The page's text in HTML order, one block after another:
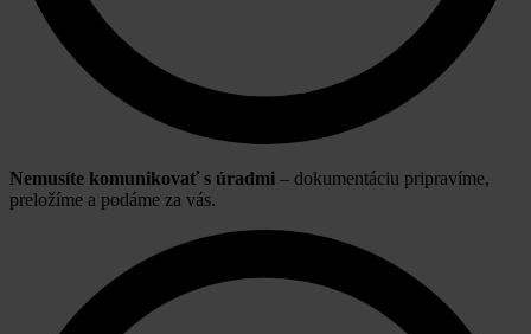
Nemusíte komunikovať s úradmi – dokumentáciu pripravíme,
preložíme a podáme za vás.